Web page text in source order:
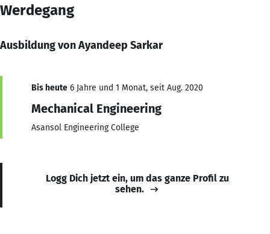
Werdegang
Ausbildung von Ayandeep Sarkar
Bis heute 6 Jahre und 1 Monat, seit Aug. 2020
Mechanical Engineering
Asansol Engineering College
Logg Dich jetzt ein, um das ganze Profil zu
sehen.